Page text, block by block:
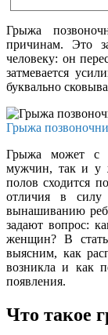
Грыжа
причинам. Это
человеку: он
затмевается
буквально
Грыжа
Грыжа может с
мужчин, так и у
полов сходится
отличия в силу
вынашиванию
задают вопрос:
женщин? В
выясним, как
возникла и как
появления.
Что такое